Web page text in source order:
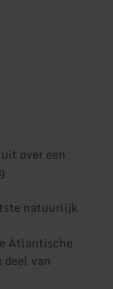
over een
natuurlijk
Atlantische
deel van